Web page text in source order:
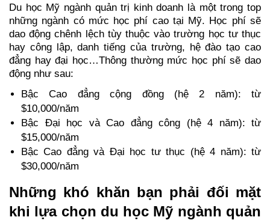
Du học Mỹ ngành quản trị kinh doanh là một trong top
những ngành có mức học phí cao tại Mỹ. Học phí sẽ
dao động chênh lệch tùy thuộc vào trường học tư thục
hay công lập, danh tiếng của trường, hệ đào tạo cao
đẳng hay đại học…Thông thường mức học phí sẽ dao
động như sau:
Bậc Cao đẳng cộng đồng (hệ 2 năm): từ
$10,000/năm
Bậc Đại học và Cao đẳng công (hệ 4 năm): từ
$15,000/năm
Bậc Cao đẳng và Đại học tư thục (hệ 4 năm): từ
$30,000/năm
Những khó khăn bạn phải đối mặt
khi lựa chọn du học Mỹ ngành quản